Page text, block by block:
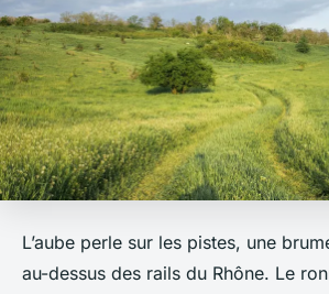
L’aube perle sur les pistes, une
au-dessus des rails du Rhône. Le